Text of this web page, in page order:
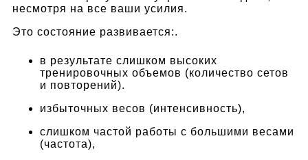
несмотря на все ваши усилия.
Это состояние развивается:.
в результате слишком высоких
тренировочных объемов (количество сетов
и повторений).
избыточных весов (интенсивность),
слишком частой работы с большими весами
(частота),